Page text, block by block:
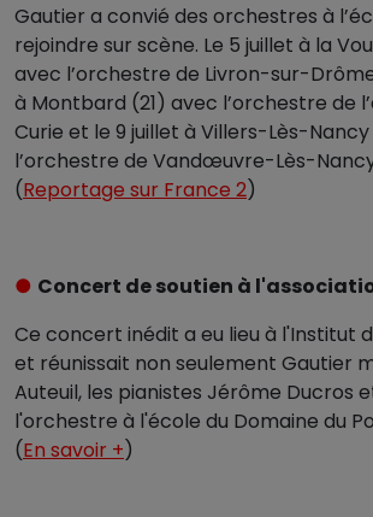
Gautier a convié des orchestres à
rejoindre sur scène. Le 5 juillet à la
avec l’orchestre de Livron-sur-
à Montbard (21) avec l’orchestre de
Curie et le 9 juillet à Villers-Lès-
l’orchestre de Vandœuvre-Lès-
(Reportage sur France 2)
● Concert de soutien à
Ce concert inédit a eu lieu à l'Institut
et réunissait non seulement Gautier
Auteuil, les pianistes Jérôme Ducros
l'orchestre à l'école du Domaine du
(En savoir +)